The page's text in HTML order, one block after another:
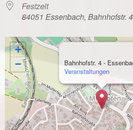
Festzelt
84051 Essenbach, Bahnhofstr. 4
Bahnhofstr. 4 -
Veranstaltungen
+
−